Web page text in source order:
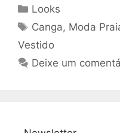
Categorias
Looks
Tags
Canga, Moda
Vestido
Deixe um